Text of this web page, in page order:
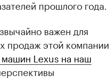
прошлого года.
важен для
продаж этой компании
машин Lexus на наш